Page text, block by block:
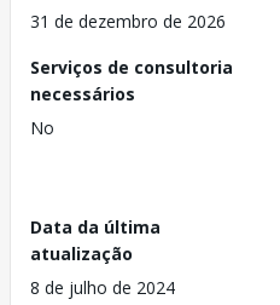
31 de dezembro de 2026
Serviços de consultoria
necessários
No
Data da última
atualização
8 de julho de 2024